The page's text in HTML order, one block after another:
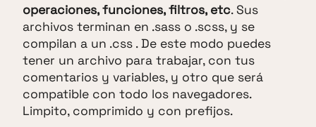
operaciones, funciones, filtros, etc. Sus
archivos terminan en .sass o .scss, y se
compilan a un .css . De este modo puedes
tener un archivo para trabajar, con tus
comentarios y variables, y otro que será
compatible con todo los navegadores.
Limpito, comprimido y con prefijos.